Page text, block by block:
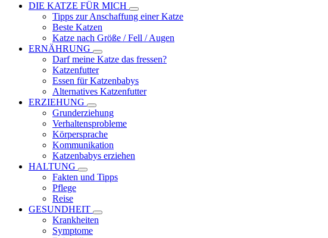
DIE KATZE FÜR MICH
Tipps zur Anschaffung einer Katze
Beste Katzen
Katze nach Größe / Fell / Augen
ERNÄHRUNG
Darf meine Katze das fressen?
Katzenfutter
Essen für Katzenbabys
Alternatives Katzenfutter
ERZIEHUNG
Grunderziehung
Verhaltensprobleme
Körpersprache
Kommunikation
Katzenbabys erziehen
HALTUNG
Fakten und Tipps
Pflege
Reise
GESUNDHEIT
Krankheiten
Symptome